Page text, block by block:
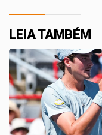
LEIA TAMBÉM